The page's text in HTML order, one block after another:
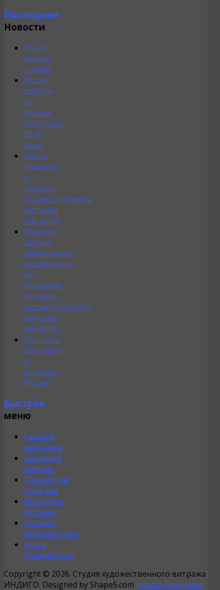
Последние
Новости
15 лет
нашей
студии
Итоги
работы
за
первое
полугодие
2018
года.
Обзор
новинок
в
«Студии
художественного
витража
«Индиго»
Дорогие
друзья,
приглашаем
подписаться
на
Instagram
«Студии
художественного
витража
«Индиго»
Доставка
витражей
в
регионы
России
Быстрое
меню
Галерея
витражей
Заливной
витраж
Технология
тиффани
Исскуство
Мозаики
Процесс
производства
Наши
специалисты
Copyright © 2026. Студия художественного витража
ИНДИГО. Designed by Shape5.com Joomla Templates